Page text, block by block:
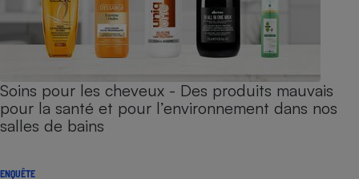
Soins pour les cheveux - Des produits mauvais
pour la santé et pour l’environnement dans nos
salles de bains
ENQUÊTE